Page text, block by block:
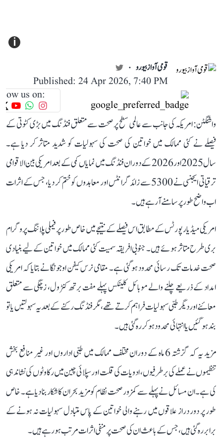
i
قومی آواز بیورو
Published: 24 Apr 2026, 7:40 PM
us on:
واشنگٹن: امریکہ کی جانب سے عالمی سطح پر صحت سے متعلق فنڈنگ میں بڑی کٹوتی کے
فیصلے نے کئی ممالک میں خواتین کی صحت کی سہولیات کو شدید متاثر کر دیا ہے۔
سال 2025 اور 2026 کے دوران فنڈنگ میں نمایاں کمی کے بعد امریکی بین الاقوامی
ترقیاتی ایجنسی نے 5300 سے زائد گرانٹس اور معاہدوں کو ختم کر دیا، جس کے اثرات
اب واضح طور پر سامنے آ رہے ہیں۔
امریکی میڈیا رپورٹس کے مطابق اس فیصلے کے نتیجے میں خاص طور پر فیملی پلاننگ پروگرام
بری طرح متاثر ہوئے ہیں۔ جنوبی افریقہ سمیت کئی ممالک میں خواتین کے لیے بنیادی
صحت خدمات تک رسائی محدود ہو گئی ہے۔ مقامی نرس کیفن اوجونگا نے بتایا کہ امریکی
امداد کے ذریعے چلنے والے موبائل کلینکس پہلے مفت برتھ کنٹرول، زچگی سے متعلق
معائنے اور دیگر طبی سہولیات فراہم کرتے تھے، مگر فنڈنگ رکنے کے بعد یہ سہولتیں یا تو
بند ہو گئیں یا انتہائی محدود ہو کر رہ گئی ہیں۔
مزید یہ کہ گزشتہ 6 ماہ کے دوران مختلف ممالک میں طبی اداروں اور غیر منافع بخش
تنظیموں نے عملے کی برطرفیوں، ادویات کی قلت اور سپلائی چین میں رکاوٹوں کی نشاندہی
کی ہے۔ ان مسائل نے پہلے سے کمزور صحت نظام کو مزید بحران کا شکار بنا دیا ہے۔ خاص
طور پر دور دراز علاقوں میں رہنے والی خواتین کے پاس متبادل سہولیات نہ ہونے کے
برابر رہ گئی ہیں، جس کے باعث ان کی صحت پر منفی اثرات مرتب ہو رہے ہیں۔